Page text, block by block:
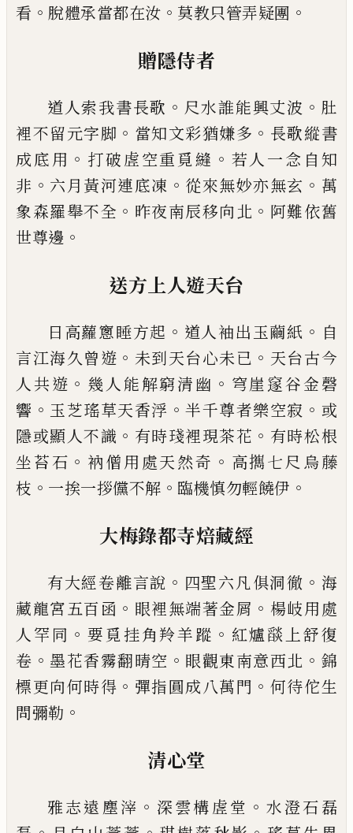
看 。 脫體承當都在汝 。 莫教只管弄疑團 。
贈隱侍者
道人索我書長歌 。 尺水誰能興丈波 。 肚
裡不留元字脚 。 當知文彩猶嫌多 。 長歌縱書
成底用 。 打破虗空重覓縫 。 若人一念自知
非 。 六月黃河連底凍 。 從來無妙亦無玄 。 萬
象森羅舉不全 。 昨夜南辰移向北 。 阿難依舊
世尊邊 。
送方上人遊天台
日高蘿窻睡方起 。 道人袖出玉繭紙 。 自
言江海久曾遊 。 未到天台心未已 。 天台古今
人共遊 。 幾人能解窮清幽 。 穹崖䆳谷金磬
響 。 玉芝瑤草天香浮 。半千尊者樂空寂 。 或
隱或顯人不識 。 有時琖裡現茶花 。 有時松根
坐苔石 。 衲僧用處天然奇 。 高𢹂七尺烏藤
枝 。 一挨一拶儻不解 。 臨機慎勿輕饒伊 。
大梅錄都寺焙藏經
有大經卷離言說 。 四聖六凡俱洞徹 。 海
藏龍宮五百函 。 眼裡無端著金屑 。 楊岐用處
人罕同 。要覓挂角羚羊蹤 。 紅爐𦦨 上舒復
卷 。 墨花香霧翻晴空 。 眼觀東南意西北 。 錦
標更向何時得 。 彈指圓成八萬門 。 何待佗生
問彌勒 。
清心堂
雅志遠塵滓 。 深雲構虗堂 。水澄石磊